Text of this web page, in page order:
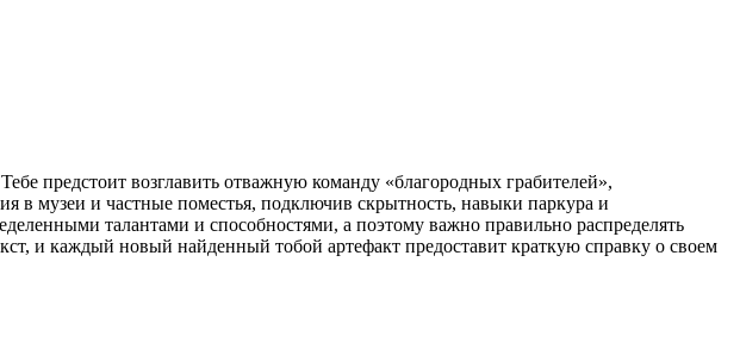
предстоит возглавить отважную команду «благородных грабителей»,
музеи и частные поместья, подключив скрытность, навыки паркура и
талантами и способностями, а поэтому важно правильно распределять
и каждый новый найденный тобой артефакт предоставит краткую справку о своем